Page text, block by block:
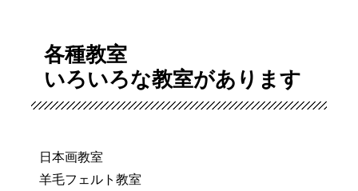
各種教室
いろいろな教室があります
日本画教室
羊毛フェルト教室